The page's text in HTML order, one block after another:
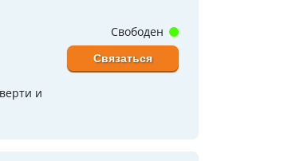
и
Свободен
Связаться